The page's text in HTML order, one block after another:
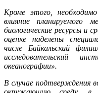
Кроме этого,
влияние планируемого
биологические ресурсы и
оценке наделены
числе Байкальский
исследовательский
океанографии».
В случае подтверждения